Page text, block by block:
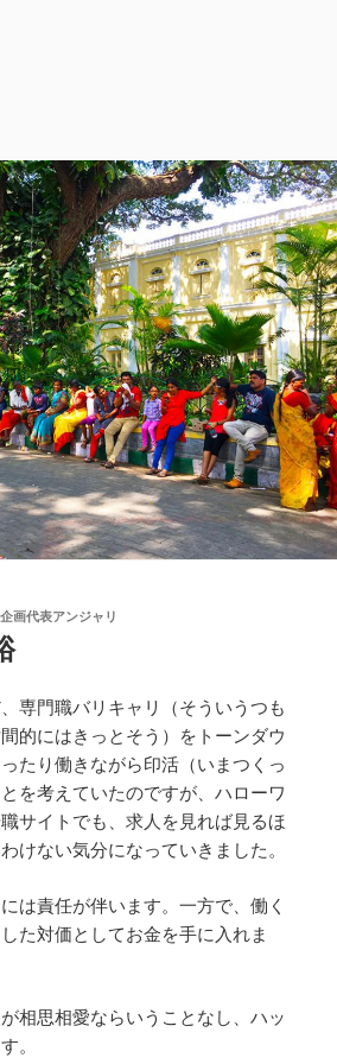
画代表アンジャリ
専門職バリキャリ（そういうつも
的にはきっとそう）をトーンダウ
たり働きながら印活（いまつくっ
を考えていたのですが、ハローワ
サイトでも、求人を見れば見るほ
けない気分になっていきました。
は責任が伴います。一方で、働く
た対価としてお金を手に入れま
相思相愛ならいうことなし、ハッ
。